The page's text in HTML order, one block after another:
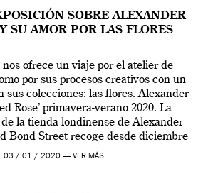
SOBRE ALEXANDER
SU AMOR POR LAS FLORES
ofrece un viaje por el atelier de
por sus procesos creativos con un
sus colecciones: las flores. Alexander
Rose’ primavera-verano 2020. La
la tienda londinense de Alexander
Bond Street recoge desde diciembre
hasta final de abril […]
03 / 01 / 2020 — VER MÁS